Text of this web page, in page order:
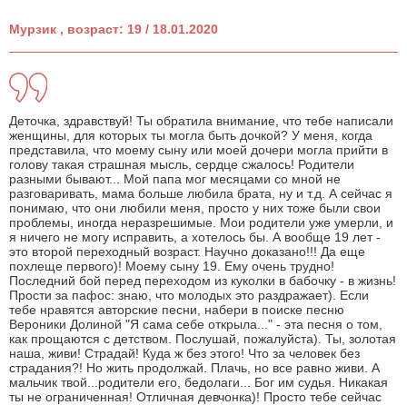
Мурзик , возраст: 19 / 18.01.2020
Деточка, здравствуй! Ты обратила внимание, что тебе написали
женщины, для которых ты могла быть дочкой? У меня, когда
представила, что моему сыну или моей дочери могла прийти в
голову такая страшная мысль, сердце сжалось! Родители
разными бывают... Мой папа мог месяцами со мной не
разговаривать, мама больше любила брата, ну и т.д. А сейчас я
понимаю, что они любили меня, просто у них тоже были свои
проблемы, иногда неразрешимые. Мои родители уже умерли, и
я ничего не могу исправить, а хотелось бы. А вообще 19 лет -
это второй переходный возраст. Научно доказано!!! Да еще
похлеще первого)! Моему сыну 19. Ему очень трудно!
Последний бой перед переходом из куколки в бабочку - в жизнь!
Прости за пафос: знаю, что молодых это раздражает). Если
тебе нравятся авторские песни, набери в поиске песню
Вероники Долиной "Я сама себе открыла..." - эта песня о том,
как прощаются с детством. Послушай, пожалуйста). Ты, золотая
наша, живи! Страдай! Куда ж без этого! Что за человек без
страдания?! Но жить продолжай. Плачь, но все равно живи. А
мальчик твой...родители его, бедолаги... Бог им судья. Никакая
ты не ограниченная! Отличная девчонка)! Просто тебе сейчас